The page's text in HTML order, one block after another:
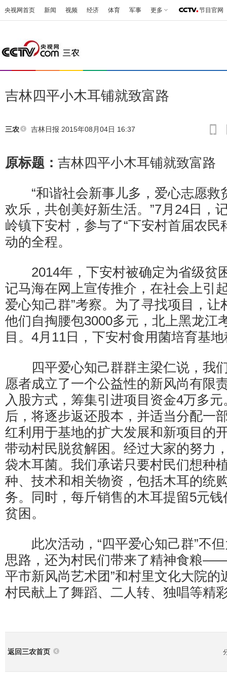
央视网首页 新闻 视频 经济 体育 军事 更多 节目官网
吉林四平小木耳铺就致富路
三农 吉林日报 2015年08月04日 16:37
原标题： 吉林四平小木耳铺就致富路
“和谐社会新事儿多，爱心志愿救
欢乐，共创美好新生活。”7月24日，
岭镇下安村，参与了“下安村首届农民
动的全程。
2014年，下安村被确定为省级贫
记马海在网上宣传推介，在社会上引
爱心知己群”考察。为了寻找项目，让
他们自掏腰包3000多元，北上黑龙江
目。4月11日，下安村食用菌培育基
四平爱心知己群群主梁仁说，我
愿者成立了一个公益性的新风尚有限
入股方式，筹集引进项目资金4万多
后，将逐步返还股本，并适当分配一
红利用于基地的扩大发展和新项目的
带动村民脱贫解困。经过大家的努力
袋木耳菌。我们承诺只要村民们想种
种、技术和相关物资，包括木耳的统
务。同时，每斤销售的木耳提留5元
贫困。
此次活动，“四平爱心知己群”不但
思路，还为村民们带来了精神食粮
平市新风尚艺术团”和村里文化大院的
村民献上了舞蹈、二人转、独唱等精
返回三农首页